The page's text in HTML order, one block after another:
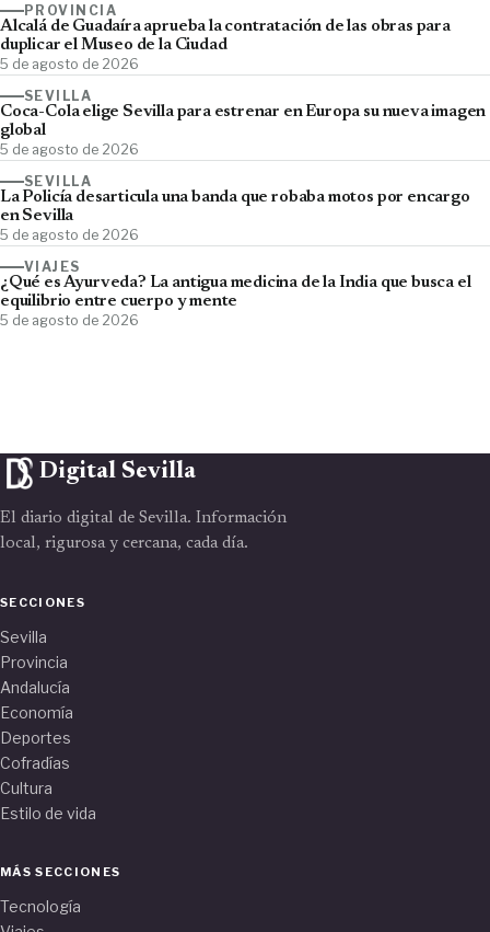
PROVINCIA
Alcalá de Guadaíra aprueba la contratación de las obras para
duplicar el Museo de la Ciudad
5 de agosto de 2026
SEVILLA
Coca-Cola elige Sevilla para estrenar en Europa su nueva imagen
global
5 de agosto de 2026
SEVILLA
La Policía desarticula una banda que robaba motos por encargo
en Sevilla
5 de agosto de 2026
VIAJES
¿Qué es Ayurveda? La antigua medicina de la India que busca el
equilibrio entre cuerpo y mente
5 de agosto de 2026
Digital Sevilla
El diario digital de Sevilla. Información
local, rigurosa y cercana, cada día.
SECCIONES
Sevilla
Provincia
Andalucía
Economía
Deportes
Cofradías
Cultura
Estilo de vida
MÁS SECCIONES
Tecnología